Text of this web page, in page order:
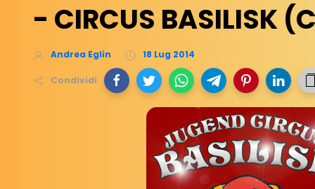
- CIRCUS BASILISK
Andrea Eglin 18 Lug 2014
Condividi